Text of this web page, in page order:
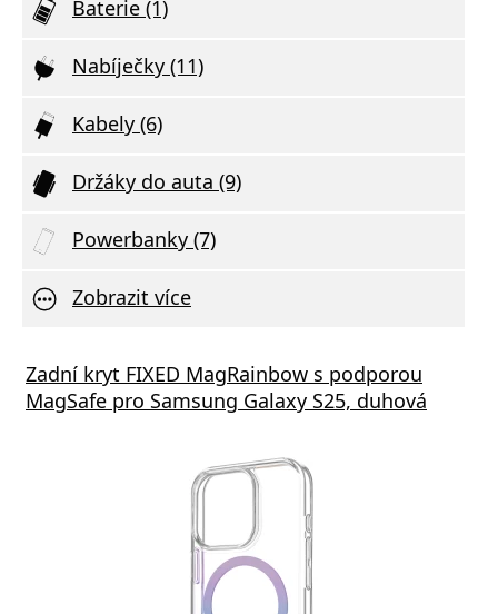
Baterie (1)
Nabíječky (11)
Kabely (6)
Držáky do auta (9)
Powerbanky (7)
Zobrazit více
Zadní kryt FIXED MagRainbow s podporou
MagSafe pro Samsung Galaxy S25, duhová